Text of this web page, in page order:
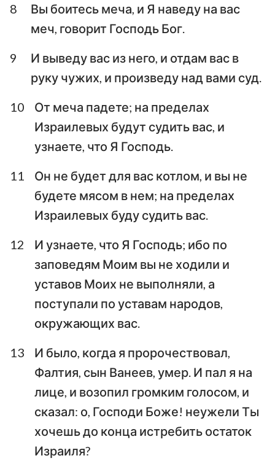
8
Вы боитесь меча, и Я наведу на вас
меч, говорит Господь Бог.
9
И выведу вас из него, и отдам вас в
руку чужих, и произведу над вами суд.
10
От меча падете; на пределах
Израилевых будут судить вас, и
узнаете, что Я Господь.
11
Он не будет для вас котлом, и вы не
будете мясом в нем; на пределах
Израилевых буду судить вас.
12
И узнаете, что Я Господь; ибо по
заповедям Моим вы не ходили и
уставов Моих не выполняли, а
поступали по уставам народов,
окружающих вас.
13
И было, когда я пророчествовал,
Фалтия, сын Ванеев, умер. И пал я на
лице, и возопил громким голосом, и
сказал: о, Господи Боже! неужели Ты
хочешь до конца истребить остаток
Израиля?